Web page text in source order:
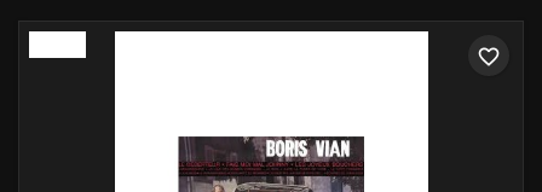
favorite_border